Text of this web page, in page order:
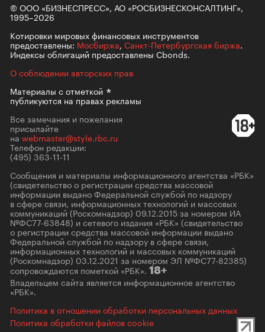
© ООО «БИЗНЕСПРЕСС», АО «РОСБИЗНЕСКОНСАЛТИНГ»,
1995–2026
Котировки мировых финансовых инструментов
предоставлены: Мосбиржа, Санкт-Петербургская биржа.
Индексы облигаций предоставлены Cbonds.
О соблюдении авторских прав
Материалы сотметкой
публикуются на правах рекламы
Все замечания и пожелания
присылайте
на webmaster@style.rbc.ru
Телефон редакции:
(495) 363-11-11
Сообщения и материалы информационного агентства «РБК»
(свидетельство о регистрации средства массовой
информации выдано Федеральной службой по надзору
в сфере связи, информационных технологий и массовых
коммуникаций (Роскомнадзор) 09.12.2015 за номером ИА
№ФС77-63848) и сетевого издания «РБК» (свидетельство
о регистрации средства массовой информации выдано
Федеральной службой по надзору в сфере связи,
информационных технологий и массовых коммуникаций
(Роскомнадзор) 03.12.2021 за номером ЭЛ №ФС77-82385)
сопровождаются пометкой «РБК». 18+
Владельцем сайта является информационное агентство
«РБК».
Политика в отношении обработки персональных данных
Политика обработки файлов cookie